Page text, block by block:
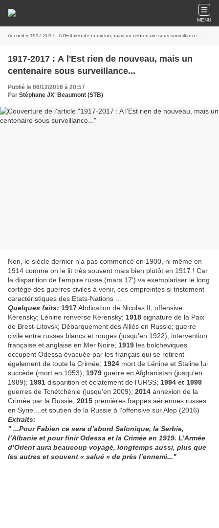
MENU
Accueil » 1917-2017 : A l'Est rien de nouveau, mais un centenaire sous surveillance...
1917-2017 : A l'Est rien de nouveau, mais un
centenaire sous surveillance...
Publié le 06/12/2016 à 20:57
Par Stéphane JX' Beaumont (STB)
Non, le siècle dernier n'a pas commencé en 1900, ni même en
1914 comme on le lit très souvent mais bien plutôt en 1917 ! Car
la disparition de l'empire russe (mars 17') va exemplariser le long
cortège des guerres civiles à venir, ces empreintes si tristement
caractéristiques des Etats-Nations ...
Quelques faits: 1917Abdication de Nicolas II; offensive
Kerensky; Lénine renverse Kerensky; 1918 signature de la Paix
de Brest-Litovsk; Débarquement des Alliés en Russie; guerre
civile entre russes blancs et rouges (jusqu'en 1922); intervention
française et anglaise en Mer Noire; 1919 les bolcheviques
occupent Odessa évacuée par les français qui se retirent
également de toute la Crimée; 1924 mort de Lénine et Staline lui
succède (mort en 1953); 1979 guerre en Afghanistan (jusqu'en
1989); 1991 disparition et éclatement de l'URSS; 1994 et 1999
guerres de Tchétchénie (jusqu'en 2009); 2014 annexion de la
Crimée par la Russie; 2015 premières frappes aériennes russes
en Syrie....et soutien de la Russie à l'offensive sur Alep (2016)
Extraits:
" ...Pour Fabien ce sera d’abord Salonique, la Serbie,
l’Albanie et pour finir Odessa et la Crimée en 1919. L’Armée
d’Orient aura beaucoup voyagé, longtemps aussi, plus que
les autres et souvent « salué » de près l’ennemi..."